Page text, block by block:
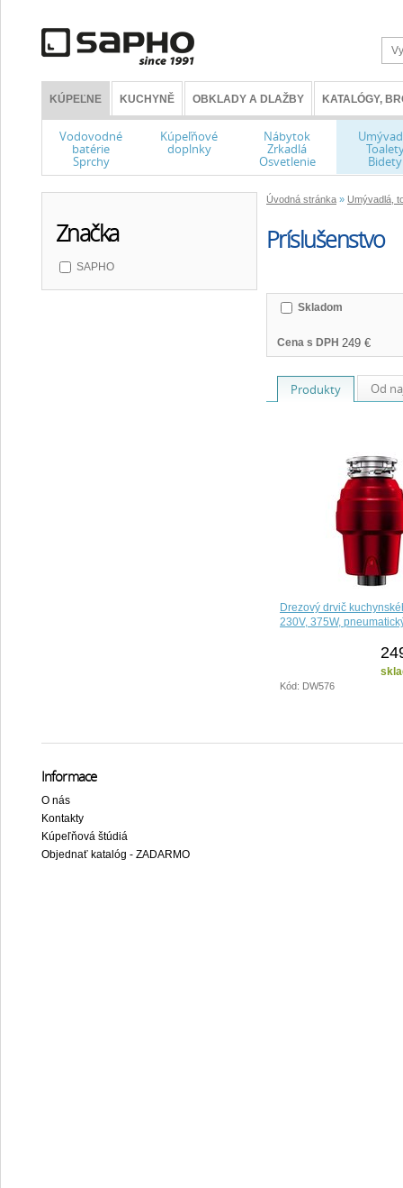
KÚPEĽNE KUCHYNĚ OBKLADY A DLAŽBY KATALÓGY,
Vodovodné
batérie
Sprchy
Kúpeľňové
doplnky
Nábytok
Zrkadlá
Osvetlenie Bidety
Úvodná stránka » Umývadlá,
Príslušenstvo
Značka
SAPHO
Skladom
Cena s DPH
Produkty Od
Drezový drvič
230V, 375W,
Kód: DW576
Informace
O nás
Kontakty
Kúpeľňová štúdiá
Objednať katalóg - ZADARMO